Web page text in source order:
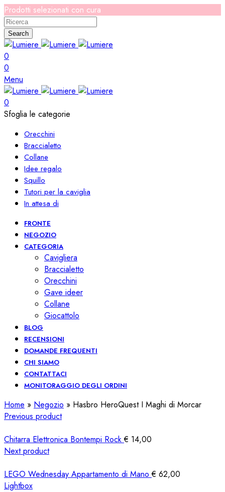
Prodotti selezionati con cura
Search
0
0
Menu
0
Sfoglia le categorie
Orecchini
Braccialetto
Collane
Idee regalo
Squillo
Tutori per la caviglia
In attesa di
FRONTE
NEGOZIO
CATEGORIA
Cavigliera
Braccialetto
Orecchini
Gave ideer
Collane
Giocattolo
BLOG
RECENSIONI
DOMANDE FREQUENTI
CHI SIAMO
CONTATTACI
MONITORAGGIO DEGLI ORDINI
Home » Negozio » Hasbro HeroQuest I Maghi di Morcar
Previous product
Chitarra Elettronica Bontempi Rock€ 14,00
Next product
LEGO Wednesday Appartamento di Mano€ 62,00
Lightbox